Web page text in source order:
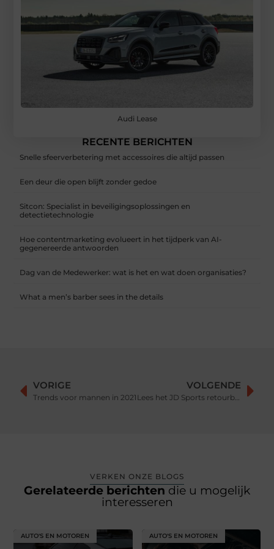
Audi Lease
RECENTE BERICHTEN
Snelle sfeerverbetering met accessoires die altijd passen
Een deur die open blijft zonder gedoe
Sitcon: Specialist in beveiligingsoplossingen en
detectietechnologie
Hoe contentmarketing evolueert in het tijdperk van AI-
gegenereerde antwoorden
Dag van de Medewerker: wat is het en wat doen organisaties?
What a men’s barber sees in the details
VORIGE
Trends voor mannen in 2021
VOLGENDE
Lees het JD Sports retourbeleid op Sneakerplaats.com
VERKEN ONZE BLOGS
Gerelateerde berichten die u mogelijk
interesseren
AUTO'S EN MOTOREN AUTO'S EN MOTOREN